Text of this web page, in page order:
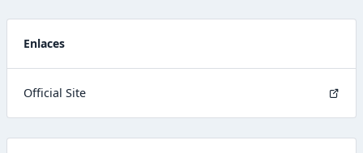
Enlaces
Official Site